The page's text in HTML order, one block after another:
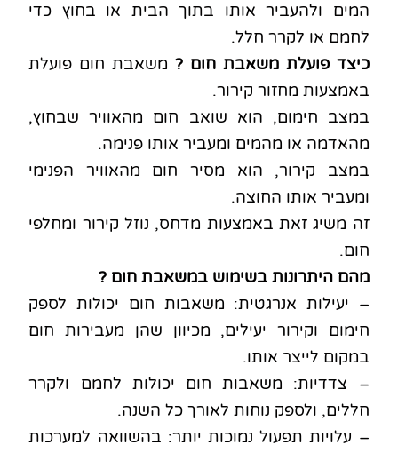
המים ולהעביר אותו בתוך הבית או בחוץ כדי
לחמם או לקרר חלל.
כיצד פועלת משאבת חום ? משאבת חום פועלת
באמצעות מחזור קירור.
במצב חימום, הוא שואב חום מהאוויר שבחוץ,
מהאדמה או מהמים ומעביר אותו פנימה.
במצב קירור, הוא מסיר חום מהאוויר הפנימי
ומעביר אותו החוצה.
זה משיג זאת באמצעות מדחס, נוזל קירור ומחלפי
חום.
מהם היתרונות בשימוש במשאבת חום ?
– יעילות אנרגטית: משאבות חום יכולות לספק
חימום וקירור יעילים, מכיוון שהן מעבירות חום
במקום לייצר אותו.
– צדדיות: משאבות חום יכולות לחמם ולקרר
חללים, ולספק נוחות לאורך כל השנה.
– עלויות תפעול נמוכות יותר: בהשוואה למערכות